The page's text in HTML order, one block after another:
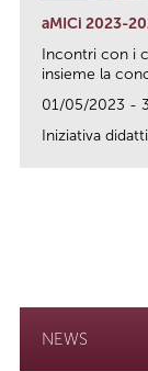
aMICi 2023-
Incontri con i
insieme la
01/05/2023 -
Iniziativa
NEWS